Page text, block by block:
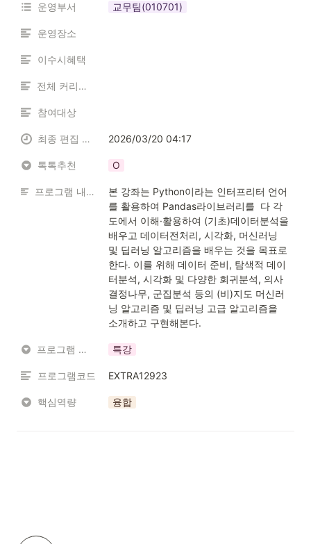
운영부서 교무팀(010701)
운영장소
이수시혜택
전체 커리큘럼
참여대상
최종 편집 일시 2026/03/20 04:17
톡톡추천 O
프로그램 내용 소개
본 강좌는 Python이라는 인터프리터 언어
를 활용하여 Pandas라이브러리를  다 각
도에서 이해·활용하여 (기초)데이터분석을
배우고 데이터전처리, 시각화, 머신러닝
및 딥러닝 알고리즘을 배우는 것을 목표로
한다. 이를 위해 데이터 준비, 탐색적 데이
터분석, 시각화 및 다양한 회귀분석, 의사
결정나무, 군집분석 등의 (비)지도 머신러
닝 알고리즘 및 딥러닝 고급 알고리즘을
소개하고 구현해본다.
프로그램 유형 특강
프로그램코드 EXTRA12923
핵심역량 융합